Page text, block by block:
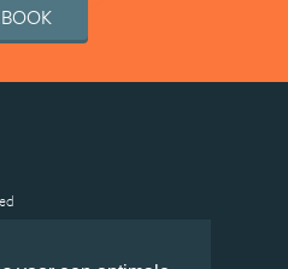
Disclaimer Cookies